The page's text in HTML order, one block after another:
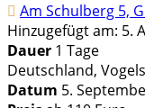
Am Schulberg 5,
Hinzugefügt am: 5.
Dauer 1 Tage
Deutschland,
Datum 5.